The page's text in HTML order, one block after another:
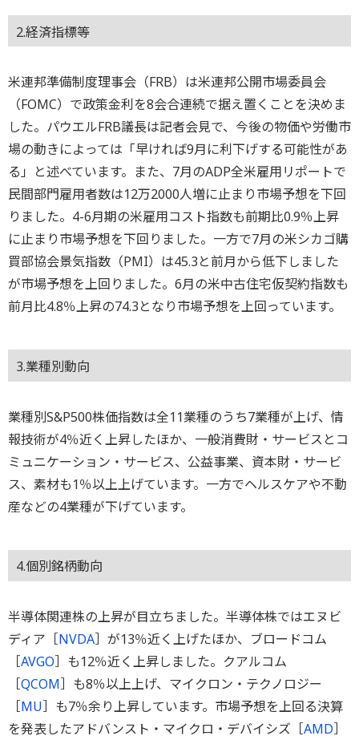
2.経済指標等
米連邦準備制度理事会（FRB）は米連邦公開市場委員会
（FOMC）で政策金利を8会合連続で据え置くことを決めま
した。パウエルFRB議長は記者会見で、今後の物価や労働市
場の動きによっては「早ければ9月に利下げする可能性があ
る」と述べています。また、7月のADP全米雇用リポートで
民間部門雇用者数は12万2000人増に止まり市場予想を下回
りました。4-6月期の米雇用コスト指数も前期比0.9％上昇
に止まり市場予想を下回りました。一方で7月の米シカゴ購
買部協会景気指数（PMI）は45.3と前月から低下しました
が市場予想を上回りました。6月の米中古住宅仮契約指数も
前月比4.8％上昇の74.3となり市場予想を上回っています。
3.業種別動向
業種別S&P500株価指数は全11業種のうち7業種が上げ、情
報技術が4％近く上昇したほか、一般消費財・サービスとコ
ミュニケーション・サービス、公益事業、資本財・サービ
ス、素材も1％以上上げています。一方でヘルスケアや不動
産などの4業種が下げています。
4.個別銘柄動向
半導体関連株の上昇が目立ちました。半導体株ではエヌビ
ディア［NVDA］が13％近く上げたほか、ブロードコム
［AVGO］も12％近く上昇しました。クアルコム
［QCOM］も8％以上上げ、マイクロン・テクノロジー
［MU］も7％余り上昇しています。市場予想を上回る決算
を発表したアドバンスト・マイクロ・デバイシズ［AMD］